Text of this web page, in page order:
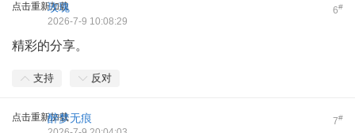
点击重新加载 6#
玫瑰
2026-7-9 10:08:29
精彩的分享。
支持 反对
点击重新加载 7#
醉梦无痕